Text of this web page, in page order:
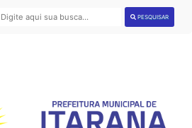
PESQUISAR